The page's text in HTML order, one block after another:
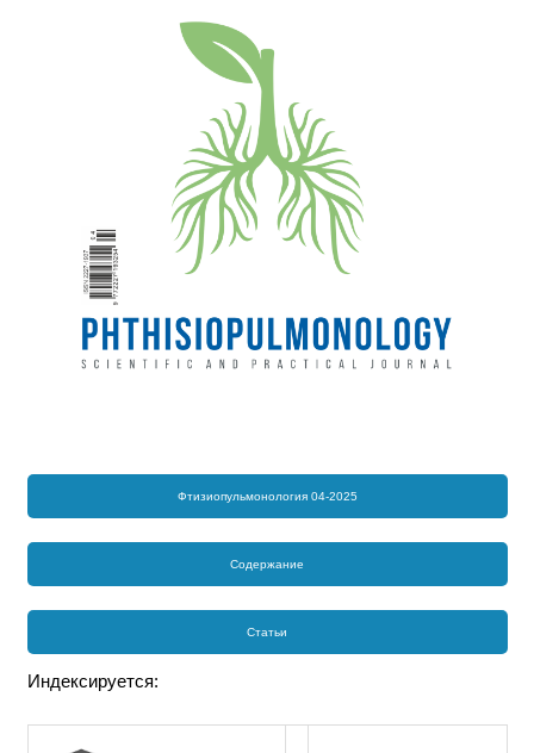
Фтизиопульмонология 04-2025
Содержание
Статьи
Индексируется: